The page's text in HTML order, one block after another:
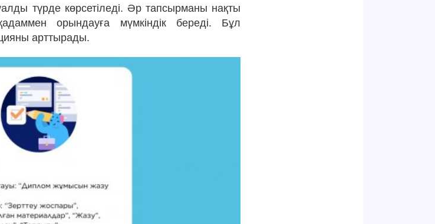
түрде көрсетіледі. Әр тапсырманы нақты
орындауға мүмкіндік береді. Бұл
арттырады.